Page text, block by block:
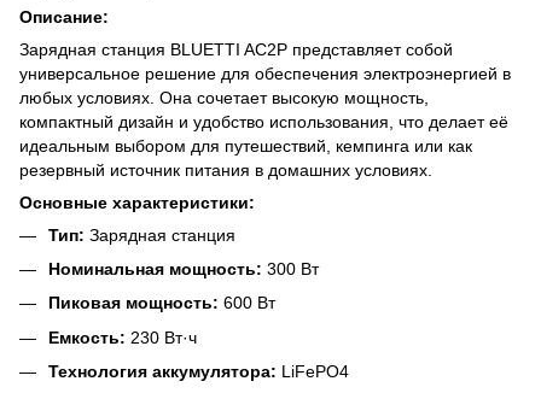
Описание:
Зарядная станция BLUETTI AC2P представляет собой
универсальное решение для обеспечения электроэнергией в
любых условиях. Она сочетает высокую мощность,
компактный дизайн и удобство использования, что делает её
идеальным выбором для путешествий, кемпинга или как
резервный источник питания в домашних условиях.
Основные характеристики:
Тип: Зарядная станция
Номинальная мощность: 300 Вт
Пиковая мощность: 600 Вт
Емкость: 230 Вт·ч
Технология аккумулятора: LiFePO4